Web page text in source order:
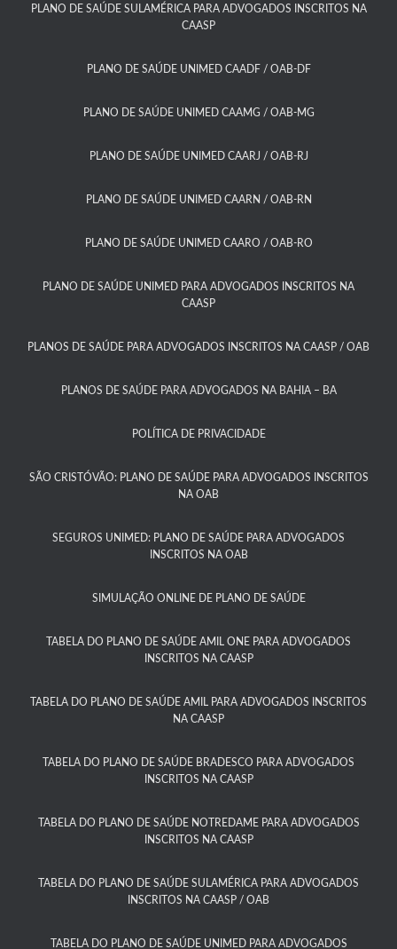
PLANO DE SAÚDE SULAMÉRICA PARA ADVOGADOS INSCRITOS NA
CAASP​
PLANO DE SAÚDE UNIMED CAADF / OAB-DF​
PLANO DE SAÚDE UNIMED CAAMG / OAB-MG​
PLANO DE SAÚDE UNIMED CAARJ / OAB-RJ​
PLANO DE SAÚDE UNIMED CAARN / OAB-RN
PLANO DE SAÚDE UNIMED CAARO / OAB-RO​
PLANO DE SAÚDE UNIMED PARA ADVOGADOS INSCRITOS NA
CAASP​
PLANOS DE SAÚDE PARA ADVOGADOS INSCRITOS NA CAASP / OAB
PLANOS DE SAÚDE PARA ADVOGADOS NA BAHIA – BA​
POLÍTICA DE PRIVACIDADE
SÃO CRISTÓVÃO: PLANO DE SAÚDE PARA ADVOGADOS INSCRITOS
NA OAB
SEGUROS UNIMED: PLANO DE SAÚDE PARA ADVOGADOS
INSCRITOS NA OAB
SIMULAÇÃO ONLINE DE PLANO DE SAÚDE
TABELA DO PLANO DE SAÚDE AMIL ONE PARA ADVOGADOS
INSCRITOS NA CAASP​
TABELA DO PLANO DE SAÚDE AMIL PARA ADVOGADOS INSCRITOS
NA CAASP​
TABELA DO PLANO DE SAÚDE BRADESCO PARA ADVOGADOS
INSCRITOS NA CAASP​
TABELA DO PLANO DE SAÚDE NOTREDAME PARA ADVOGADOS
INSCRITOS NA CAASP
TABELA DO PLANO DE SAÚDE SULAMÉRICA PARA ADVOGADOS
INSCRITOS NA CAASP / OAB
TABELA DO PLANO DE SAÚDE UNIMED PARA ADVOGADOS